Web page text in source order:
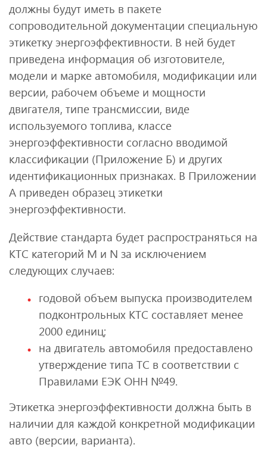
должны будут иметь в пакете
сопроводительной документации специальную
этикетку энергоэффективности. В ней будет
приведена информация об изготовителе,
модели и марке автомобиля, модификации или
версии, рабочем объеме и мощности
двигателя, типе трансмиссии, виде
используемого топлива, классе
энергоэффективности согласно вводимой
классификации (Приложение Б) и других
идентификационных признаках. В Приложении
А приведен образец этикетки
энергоэффективности.
Действие стандарта будет распространяться на
КТС категорий M и N за исключением
следующих случаев:
годовой объем выпуска производителем
подконтрольных КТС составляет менее
2000 единиц;
на двигатель автомобиля предоставлено
утверждение типа ТС в соответствии с
Правилами ЕЭК ОНН №49.
Этикетка энергоэффективности должна быть в
наличии для каждой конкретной модификации
авто (версии, варианта).